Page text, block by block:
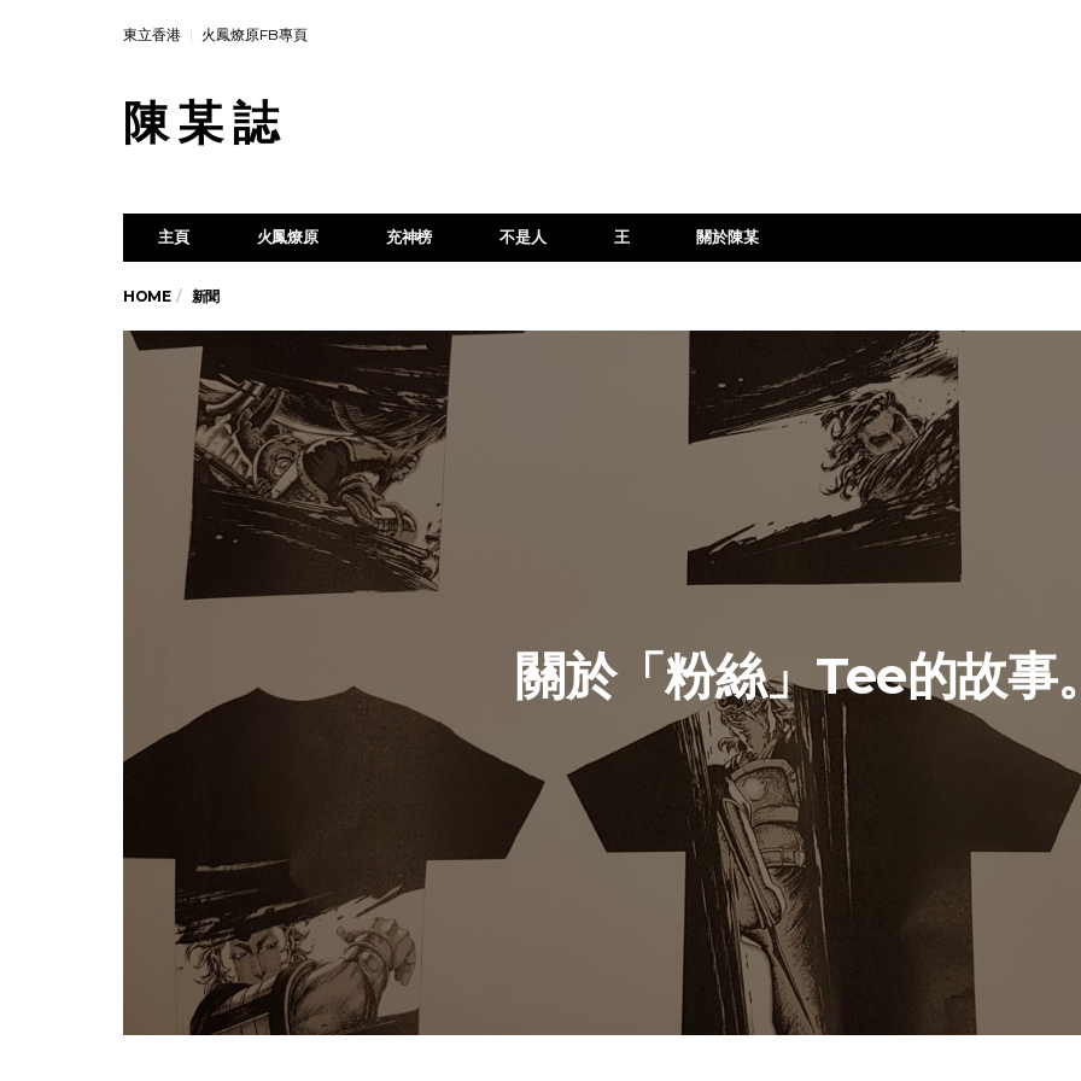
東立香港 火鳳燎原FB專頁
陳 某 誌
主頁 火鳳燎原 充神榜 不是人 王 關於陳某
HOME 新聞
關於「粉絲」Tee的故事